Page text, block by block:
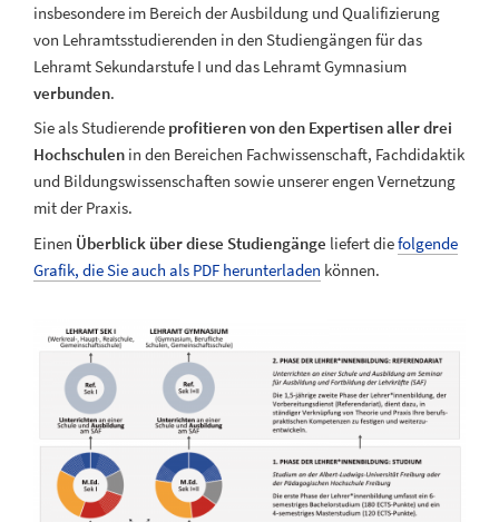
insbesondere im Bereich der Ausbildung und Qualifizierung
von Lehramtsstudierenden in den Studiengängen für das
Lehramt Sekundarstufe I und das Lehramt Gymnasium
verbunden.
Sie als Studierende profitieren von den Expertisen aller drei
Hochschulen in den Bereichen Fachwissenschaft, Fachdidaktik
und Bildungswissenschaften sowie unserer engen Vernetzung
mit der Praxis.
Einen Überblick über diese Studiengänge liefert diefolgende
Grafik, die Sie auch als PDF herunterladen können.